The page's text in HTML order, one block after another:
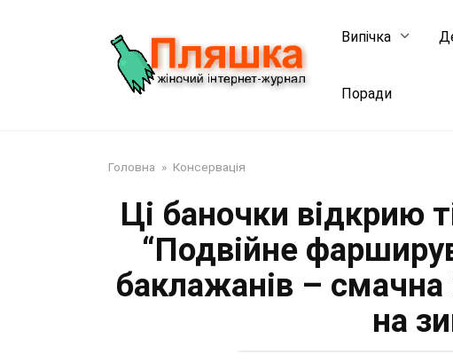
Випічка
Поради
Головна » Консервація
Ці баночки відкрию
“Подвійне
баклажанів – смачна
на